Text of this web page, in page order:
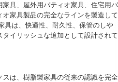
具、屋外用パティオ家具、住宅用バ
家具製品の完全なラインを製造して
具は、快適性、耐久性、保管のしや
イリッシュな追加として設計されて
は、樹脂製家具の従来の認識を完全